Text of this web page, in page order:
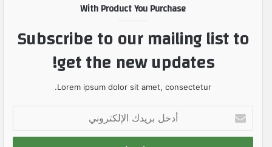
With Product You Purchase
Subscribe to our mailing list to
get the new updates!
Lorem ipsum dolor sit amet, consectetur.
خ